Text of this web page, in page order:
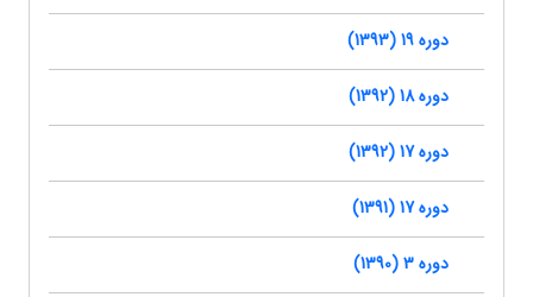
دوره 19 (1393)
دوره 18 (1392)
دوره 17 (1392)
دوره 17 (1391)
دوره 3 (1390)